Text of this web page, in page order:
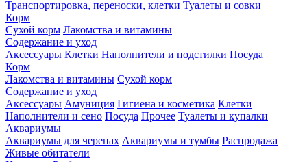
Транспортировка, переноски, клетки Туалеты и совки
Корм
Сухой корм Лакомства и витамины
Содержание и уход
Аксессуары Клетки Наполнители и подстилки Посуда
Корм
Лакомства и витамины Сухой корм
Содержание и уход
Аксессуары Амуниция Гигиена и косметика Клетки
Наполнители и сено Посуда Прочее Туалеты и купалки
Аквариумы
Аквариумы для черепах Аквариумы и тумбы Распродажа
Живые обитатели